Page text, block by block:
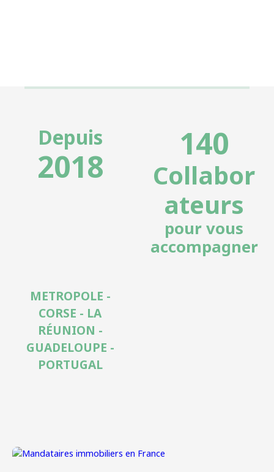
Depuis
2018
140
Collabor
ateurs
pour vous
accompagner
METROPOLE -
CORSE - LA
RÉUNION -
GUADELOUPE -
PORTUGAL